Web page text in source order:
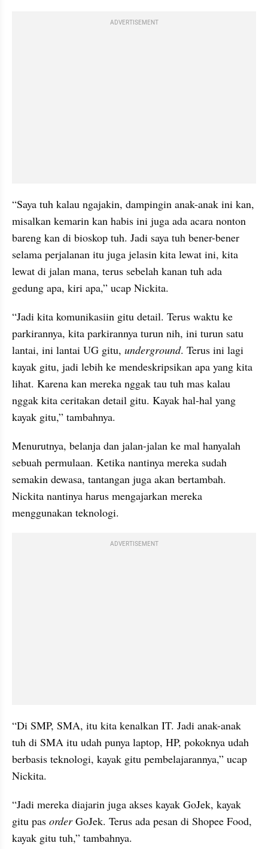
ADVERTISEMENT
“Saya tuh kalau ngajakin, dampingin anak-anak ini kan,
misalkan kemarin kan habis ini juga ada acara nonton
bareng kan di bioskop tuh. Jadi saya tuh bener-bener
selama perjalanan itu juga jelasin kita lewat ini, kita
lewat di jalan mana, terus sebelah kanan tuh ada
gedung apa, kiri apa,” ucap Nickita.
“Jadi kita komunikasiin gitu detail. Terus waktu ke
parkirannya, kita parkirannya turun nih, ini turun satu
lantai, ini lantai UG gitu, underground. Terus ini lagi
kayak gitu, jadi lebih ke mendeskripsikan apa yang kita
lihat. Karena kan mereka nggak tau tuh mas kalau
nggak kita ceritakan detail gitu. Kayak hal-hal yang
kayak gitu,” tambahnya.
Menurutnya, belanja dan jalan-jalan ke mal hanyalah
sebuah permulaan. Ketika nantinya mereka sudah
semakin dewasa, tantangan juga akan bertambah.
Nickita nantinya harus mengajarkan mereka
menggunakan teknologi.
ADVERTISEMENT
“Di SMP, SMA, itu kita kenalkan IT. Jadi anak-anak
tuh di SMA itu udah punya laptop, HP, pokoknya udah
berbasis teknologi, kayak gitu pembelajarannya,” ucap
Nickita.
“Jadi mereka diajarin juga akses kayak GoJek, kayak
gitu pas order GoJek. Terus ada pesan di Shopee Food,
kayak gitu tuh,” tambahnya.